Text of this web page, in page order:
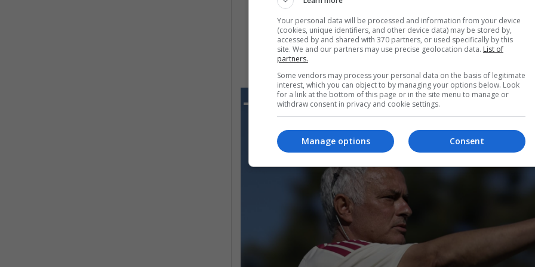
Your personal data will be processed and information from your device
(cookies, unique identifiers, and other device data) may be stored by,
accessed by and shared with 370 partners, or used specifically by this
site. We and our partners may use precise geolocation data. List of
partners.
Some vendors may process your personal data on the basis of legitimate
interest, which you can object to by managing your options below. Look
for a link at the bottom of this page or in the site menu to manage or
withdraw consent in privacy and cookie settings.
Consent
Manage options